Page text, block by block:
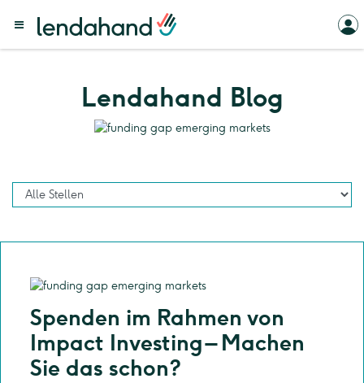
Lendahand Blog
Spenden im Rahmen von
Impact Investing – Machen
Sie das schon?